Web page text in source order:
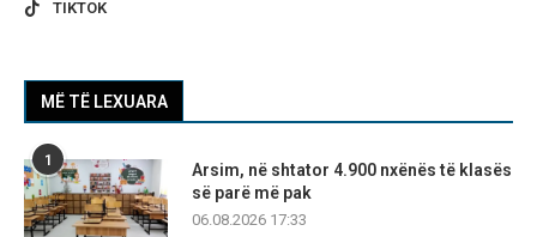
TIKTOK
MË TË LEXUARA
1
Arsim, në shtator 4.900 nxënës të klasës
së parë më pak
06.08.2026 17:33